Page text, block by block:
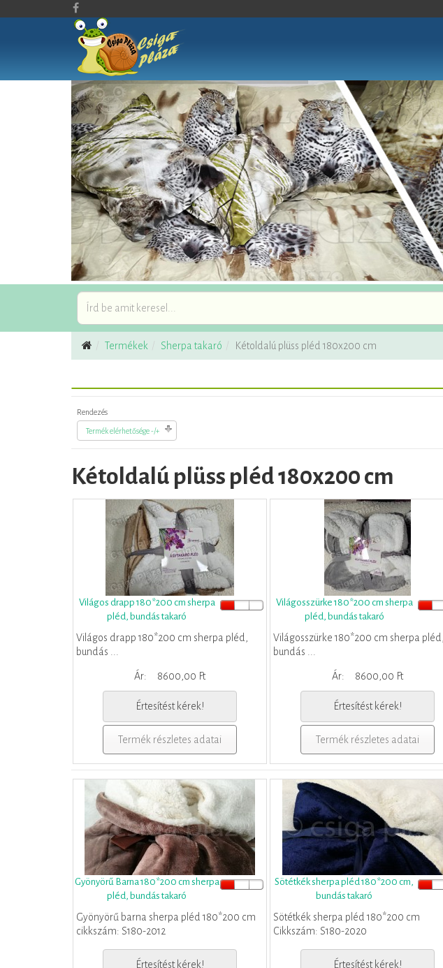
Termékek Sherpa takaró Kétoldalú plüss pléd 180x200 cm
Rendezés
Termék elérhetősége -/+
Kétoldalú plüss pléd 180x200 cm
Világos drapp 180*200 cm sherpa
pléd, bundás takaró
Világos drapp 180*200 cm sherpa pléd,
bundás ...
Ár: 8600,00 Ft
Értesítést kérek!
Termék részletes adatai
Világosszürke 180*200 cm sherpa
pléd, bundás takaró
Világosszürke 180*200 cm sherpa pléd,
bundás ...
Ár: 8600,00 Ft
Értesítést kérek!
Termék részletes adatai
Gyönyörű Barna 180*200 cm sherpa
pléd, bundás takaró
Gyönyörű barna sherpa pléd 180*200 cm
cikkszám: S180-2012
Értesítést kérek!
Sötétkék sherpa pléd 180*200 cm,
bundás takaró
Sötétkék sherpa pléd 180*200 cm
Cikkszám: S180-2020
Értesítést kérek!